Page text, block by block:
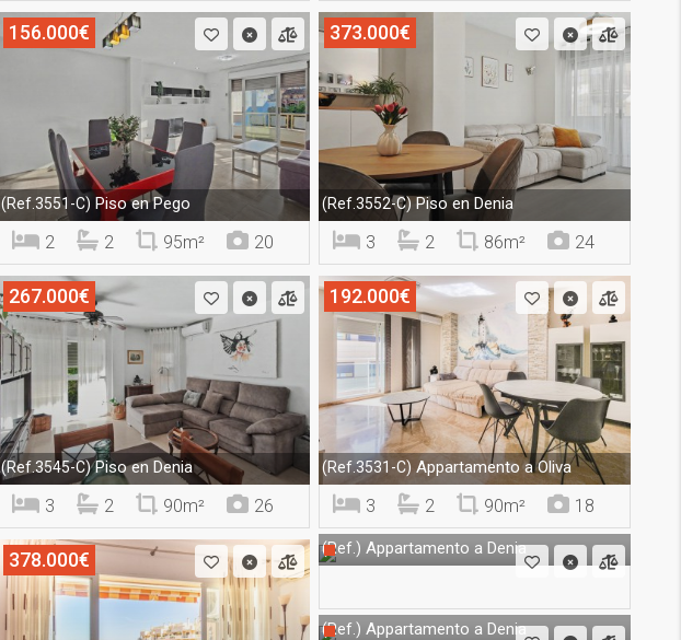
156.000€
(Ref.3551-C) Piso en Pego
2 2 95m² 20
373.000€
(Ref.3552-C) Piso en Denia
3 2 86m² 24
267.000€
(Ref.3545-C)Piso en Denia
3 2 90m² 26
192.000€
(Ref.3531-C) Appartamento a Oliva
3 2 90m² 18
378.000€ (Ref.) Appartamento a Denia
(Ref.) Appartamento a Denia